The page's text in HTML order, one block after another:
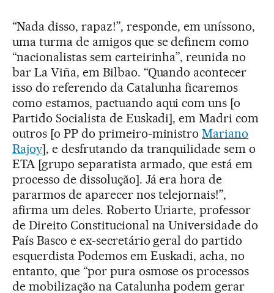
“Nada disso, rapaz!”, responde, em uníssono,
uma turma de amigos que se definem como
“nacionalistas sem carteirinha”, reunida no
bar La Viña, em Bilbao. “Quando acontecer
isso do referendo da Catalunha ficaremos
como estamos, pactuando aqui com uns [o
Partido Socialista de Euskadi], em Madri com
outros [o PP do primeiro-ministroMariano
Rajoy], e desfrutando da tranquilidade sem o
ETA [grupo separatista armado, que está em
processo de dissolução]. Já era hora de
pararmos de aparecer nos telejornais!”,
afirma um deles. Roberto Uriarte, professor
de Direito Constitucional na Universidade do
País Basco e ex-secretário geral do partido
esquerdista Podemos em Euskadi, acha, no
entanto, que “por pura osmose os processos
de mobilização na Catalunha podem gerar